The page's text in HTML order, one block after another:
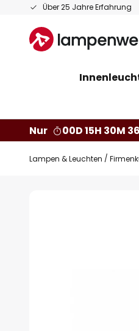
Über 25 Jahre Erfahrung
Zum
springen
Nur
00D 15H 30M
Lampen & Leuchten